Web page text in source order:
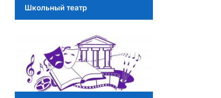
Школьный театр